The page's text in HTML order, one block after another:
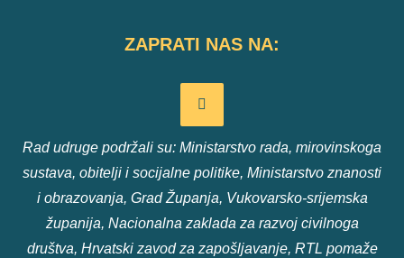
ZAPRATI NAS NA:
Rad udruge podržali su: Ministarstvo rada, mirovinskoga
sustava, obitelji i socijalne politike, Ministarstvo znanosti
i obrazovanja, Grad Županja, Vukovarsko-srijemska
županija, Nacionalna zaklada za razvoj civilnoga
društva, Hrvatski zavod za zapošljavanje, RTL pomaže